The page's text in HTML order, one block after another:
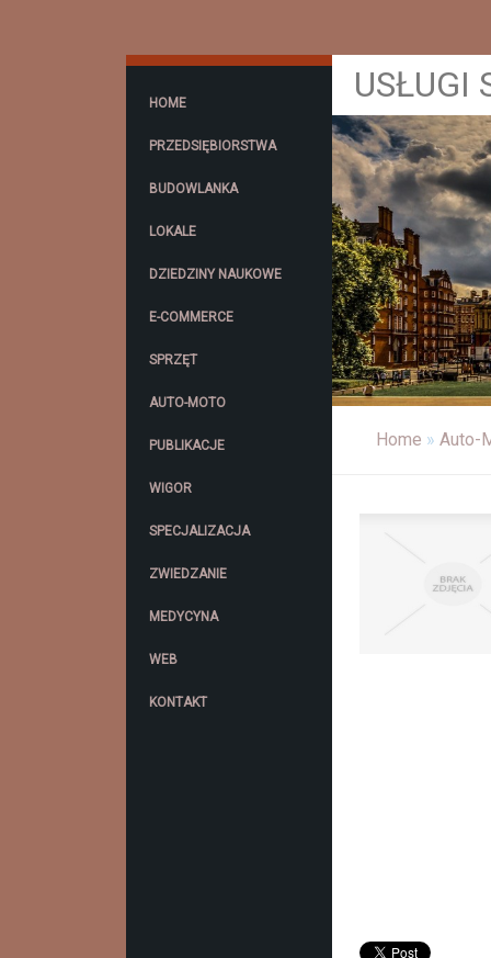
HOME
PRZEDSIĘBIORSTWA
BUDOWLANKA
LOKALE
DZIEDZINY NAUKOWE
E-COMMERCE
SPRZĘT
AUTO-MOTO
PUBLIKACJE
WIGOR
SPECJALIZACJA
ZWIEDZANIE
MEDYCYNA
WEB
KONTAKT
USŁUGI
Home » Auto-